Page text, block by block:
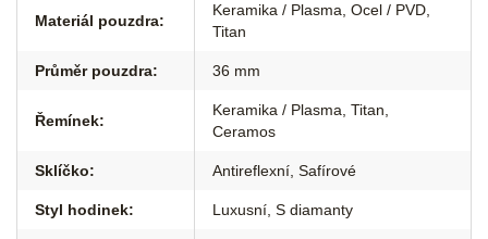
Materiál pouzdra:
Keramika / Plasma Ocel / PVD
Titan
Průměr pouzdra: 36 mm
Řemínek:
Keramika / Plasma Titan
Ceramos
Sklíčko: Antireflexní Safírové
Styl hodinek: Luxusní S diamanty